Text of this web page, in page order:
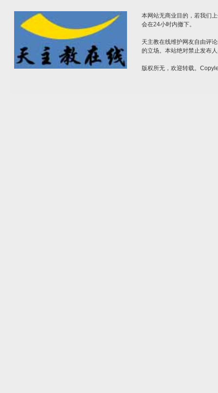
本网站无商业目的，若我们
会在24小时内撤下。
天主教在线维护网友自由评
的立场。本站绝对禁止发布
版权所无，欢迎转载。